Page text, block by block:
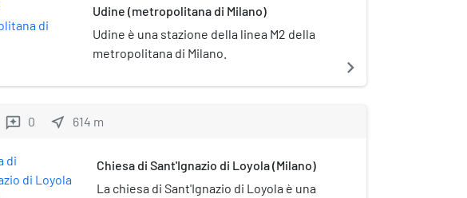
Udine (metropolitana di Milano)
Udine è una stazione della linea M2 della
metropolitana di Milano.
navigate_next
reviews 0 near_me 614 m
Chiesa di Sant'Ignazio di Loyola (Milano)
La chiesa di Sant'Ignazio di Loyola è una